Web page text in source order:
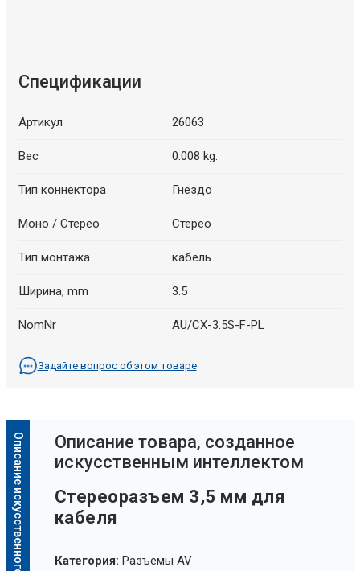
Спецификации
Артикул 26063
Вес 0.008 kg.
Тип коннектора Гнездо
Моно / Стерео Стерео
Тип монтажа кабель
Ширина, mm 3.5
NomNr AU/CX-3.5S-F-PL
Задайте вопрос об этом товаре
Oписание товара, созданное
искусственным интеллектом
Стереоразъем 3,5 мм для
кабеля
Категория: Разъемы AV